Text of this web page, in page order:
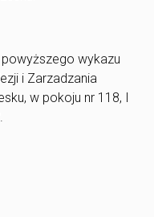
wykazu
i Zarzadzania
w pokoju nr 118, I